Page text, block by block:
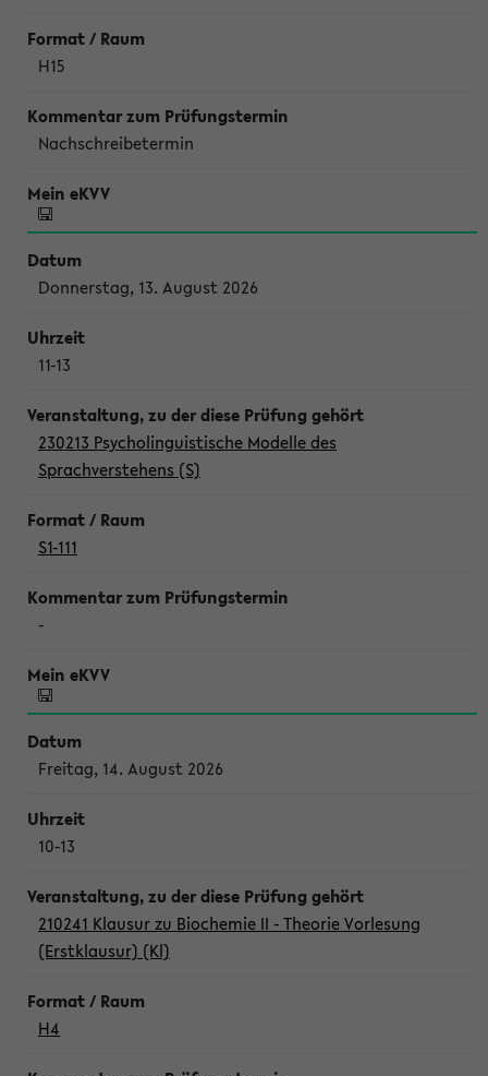
H15
Nachschreibetermin
Donnerstag, 13. August 2026
11-13
230213 Psycholinguistische Modelle des
Sprachverstehens (S)
S1-111
-
Freitag, 14. August 2026
10-13
210241 Klausur zu Biochemie II - Theorie Vorlesung
(Erstklausur) (Kl)
H4